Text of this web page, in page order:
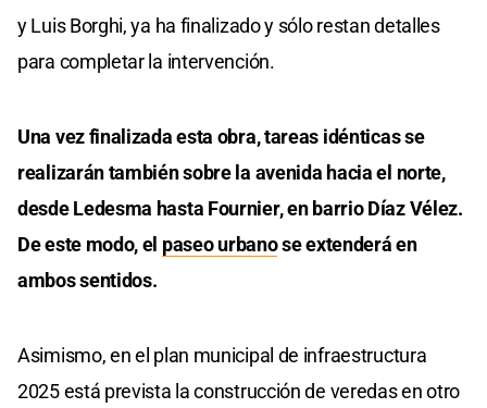
y Luis Borghi, ya ha finalizado y sólo restan detalles
para completar la intervención.
Una vez finalizada esta obra, tareas idénticas se
realizarán también sobre la avenida hacia el norte,
desde Ledesma hasta Fournier, en barrio Díaz Vélez.
De este modo, el paseo urbanose extenderá en
ambos sentidos.
Asimismo, en el plan municipal de infraestructura
2025 está prevista la construcción de veredas en otro